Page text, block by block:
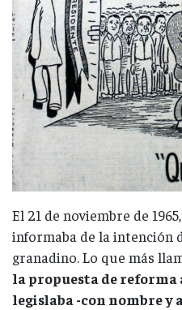
El 21 de noviembre de
informaba de la intención
granadino. Lo que más
la propuesta de reforma
legislaba -con nombre